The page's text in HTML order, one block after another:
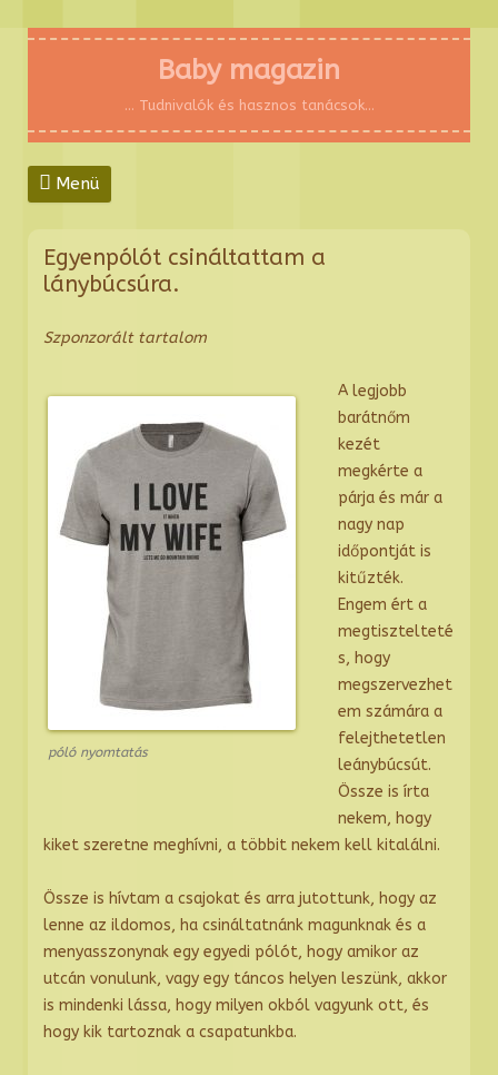
Baby magazin
… Tudnivalók és hasznos tanácsok…
Menü
tartalomba
Egyenpólót csináltattam a
lánybúcsúra.
Szponzorált tartalom
póló nyomtatás
A legjobb
barátnőm
kezét
megkérte a
párja és már a
nagy nap
időpontját is
kitűzték.
Engem ért a
megtisztelteté
s, hogy
megszervezhet
em számára a
felejthetetlen
leánybúcsút.
Össze is írta
nekem, hogy
kiket szeretne meghívni, a többit nekem kell kitalálni.
Össze is hívtam a csajokat és arra jutottunk, hogy az
lenne az ildomos, ha csináltatnánk magunknak és a
menyasszonynak egy egyedi pólót, hogy amikor az
utcán vonulunk, vagy egy táncos helyen leszünk, akkor
is mindenki lássa, hogy milyen okból vagyunk ott, és
hogy kik tartoznak a csapatunkba.